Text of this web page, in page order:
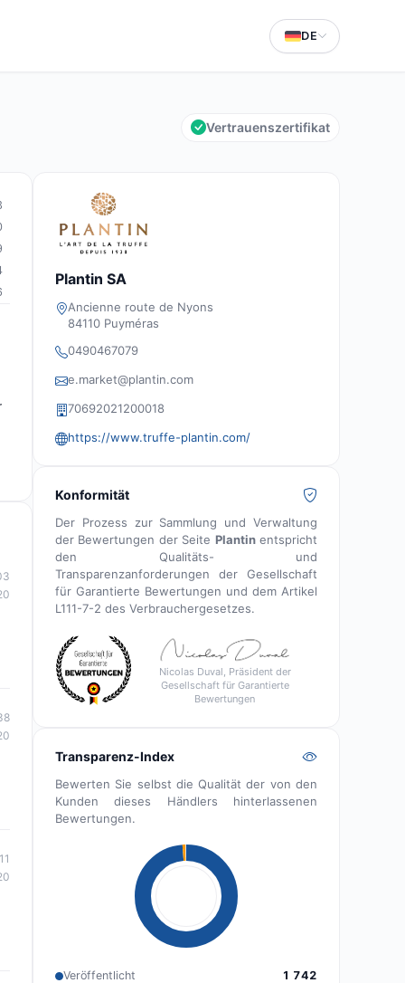
DE
Vertrauenszertifikat
Plantin SA
Ancienne route de Nyons
84110 Puyméras
0490467079
e.market@plantin.com
70692021200018
https://www.truffe-plantin.com/
Konformität
Der Prozess zur Sammlung und Verwaltung
der Bewertungen der Seite Plantinentspricht
den Qualitäts- und
Transparenzanforderungen der Gesellschaft
für Garantierte Bewertungen und dem Artikel
L111-7-2 des Verbrauchergesetzes.
Nicolas Duval, Präsident der
Gesellschaft für Garantierte
Bewertungen
Transparenz-Index
Bewerten Sie selbst die Qualität der von den
Kunden dieses Händlers hinterlassenen
Bewertungen.
Veröffentlicht
1 742